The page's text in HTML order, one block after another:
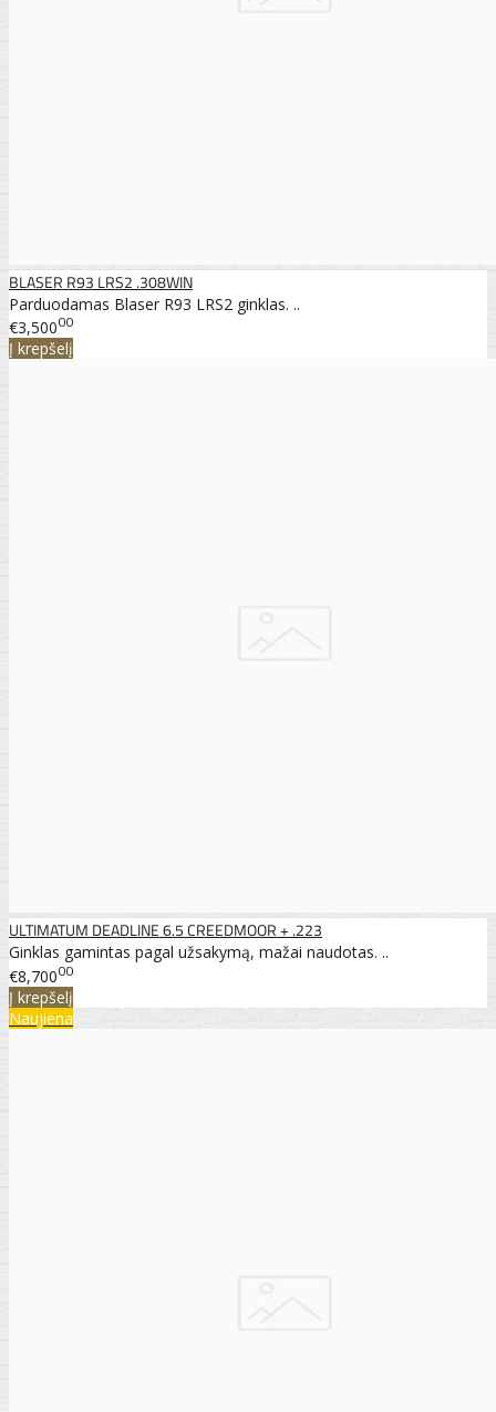
BLASER R93 LRS2 .308WIN
Parduodamas Blaser R93 LRS2 ginklas. ..
€3,50000
Į krepšelį
ULTIMATUM DEADLINE 6.5 CREEDMOOR + .223
Ginklas gamintas pagal užsakymą, mažai naudotas. ..
€8,70000
Į krepšelį
Naujiena